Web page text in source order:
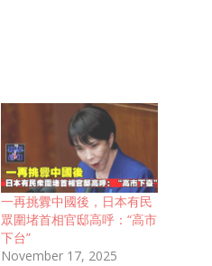
一再挑釁中國後，日本有民
眾圍堵首相官邸高呼：“高市
下台”
November 17, 2025